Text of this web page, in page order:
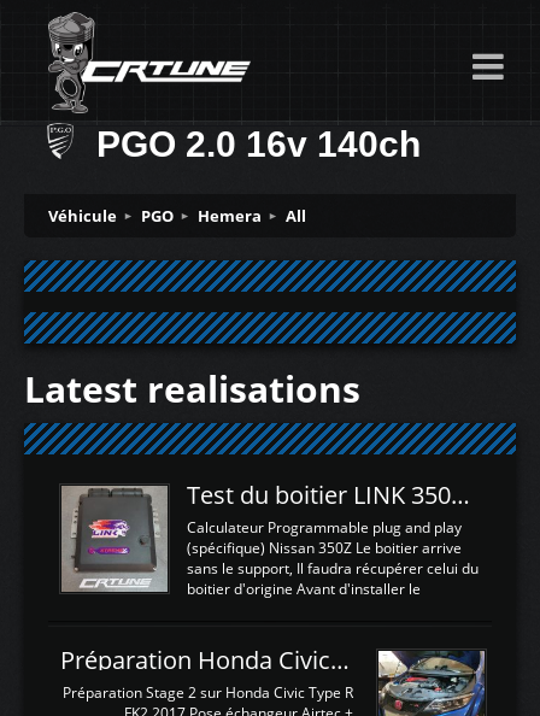
PGO 2.0 16v 140ch
Véhicule PGO Hemera All
Latest realisations
Test du boitier LINK 350Z Plugin ECU
Calculateur Programmable plug and play
(spécifique) Nissan 350Z Le boitier arrive
sans le support, Il faudra récupérer celui du
boitier d'origine Avant d'installer le
d'envoyer l'information de la large bande
dans le boitier. sydney sweeney deepfake
La sortie 0-5V de l'afr sera connectée sur
l'entrée AN Volt 8 et GndAN pour
Préparation Honda Civic Type R FK2
Préparation Stage 2 sur Honda Civic Type R